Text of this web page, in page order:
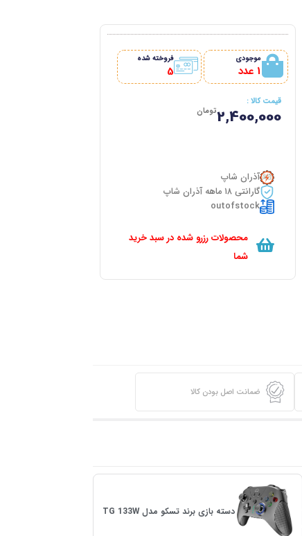
موجودی
1 عدد
فروخته شده
5
قیمت کالا :
2,400,000تومان
آذران شاپ
گارانتی ۱۸ ماهه آذران شاپ
outofstock
محصولات رزرو شده در سبد خرید
شما
ضمانت اصل بودن کالا
دسته بازی برند تسکو مدل TG 133W